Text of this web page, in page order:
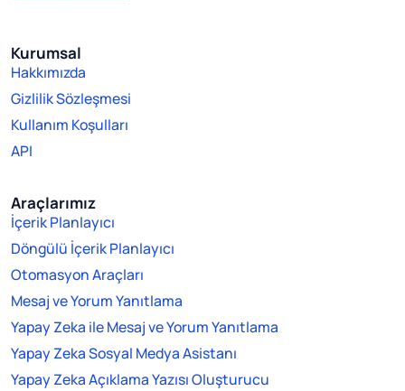
Kurumsal
Hakkımızda
Gizlilik Sözleşmesi
Kullanım Koşulları
API
Araçlarımız
İçerik Planlayıcı
Döngülü İçerik Planlayıcı
Otomasyon Araçları
Mesaj ve Yorum Yanıtlama
Yapay Zeka ile Mesaj ve Yorum Yanıtlama
Yapay Zeka Sosyal Medya Asistanı
Yapay Zeka Açıklama Yazısı Oluşturucu